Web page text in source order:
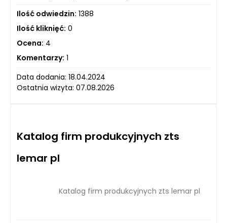
Ilość odwiedzin: 1388
Ilość kliknięć: 0
Ocena: 4
Komentarzy: 1
Data dodania: 18.04.2024
Ostatnia wizyta: 07.08.2026
Katalog firm produkcyjnych zts
lemar pl
Katalog firm produkcyjnych zts lemar pl